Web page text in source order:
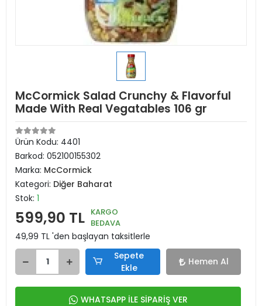
McCormick Salad Crunchy & Flavorful
Made With Real Vegatables 106 gr
Ürün Kodu: 4401
Barkod: 052100155302
Marka: McCormick
Kategori: Diğer Baharat
Stok: 1
599,90 TL KARGO
BEDAVA
49,99 TL 'den başlayan taksitlerle
Sepete
Ekle
Hemen Al
WHATSAPP İLE SİPARİŞ VER